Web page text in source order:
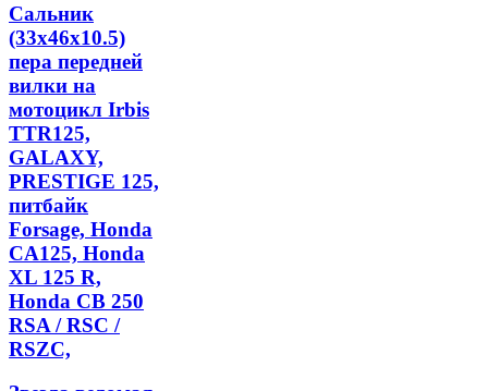
Сальник
(33х46х10.5)
пера передней
вилки на
мотоцикл Irbis
TTR125,
GALAXY,
PRESTIGE 125,
питбайк
Forsage, Honda
CA125, Honda
XL 125 R,
Honda CB 250
RSA / RSC /
RSZC,